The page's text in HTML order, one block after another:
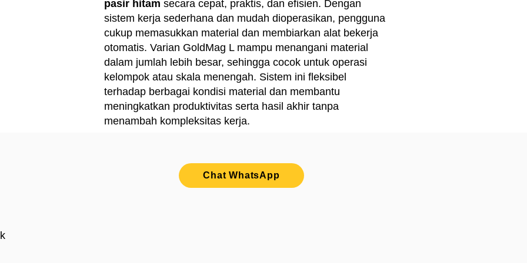
pasir hitam secara cepat, praktis, dan efisien. Dengan
sistem kerja sederhana dan mudah dioperasikan, pengguna
cukup memasukkan material dan membiarkan alat bekerja
otomatis. Varian GoldMag L mampu menangani material
dalam jumlah lebih besar, sehingga cocok untuk operasi
kelompok atau skala menengah. Sistem ini fleksibel
terhadap berbagai kondisi material dan membantu
meningkatkan produktivitas serta hasil akhir tanpa
menambah kompleksitas kerja.
Chat WhatsApp